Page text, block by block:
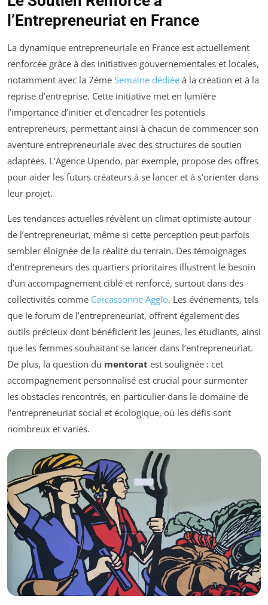
l’Entrepreneuriat en France
La dynamique entrepreneuriale en France est actuellement
renforcée grâce à des initiatives gouvernementales et locales,
notamment avec la 7ème Semaine dédiée à la création et à la
reprise d’entreprise. Cette initiative met en lumière
l’importance d’initier et d’encadrer les potentiels
entrepreneurs, permettant ainsi à chacun de commencer son
aventure entrepreneuriale avec des structures de soutien
adaptées. L’Agence Upendo, par exemple, propose des offres
pour aider les futurs créateurs à se lancer et à s’orienter dans
leur projet.
Les tendances actuelles révèlent un climat optimiste autour
de l’entrepreneuriat, même si cette perception peut parfois
sembler éloignée de la réalité du terrain. Des témoignages
d’entrepreneurs des quartiers prioritaires illustrent le besoin
d’un accompagnement ciblé et renforcé, surtout dans des
collectivités comme Carcassonne Agglo. Les événements, tels
que le forum de l’entrepreneuriat, offrent également des
outils précieux dont bénéficient les jeunes, les étudiants, ainsi
que les femmes souhaitant se lancer dans l’entrepreneuriat.
De plus, la question du mentorat est soulignée : cet
accompagnement personnalisé est crucial pour surmonter
les obstacles rencontrés, en particulier dans le domaine de
l’entrepreneuriat social et écologique, où les défis sont
nombreux et variés.